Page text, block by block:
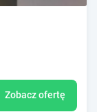
Zobacz ofertę